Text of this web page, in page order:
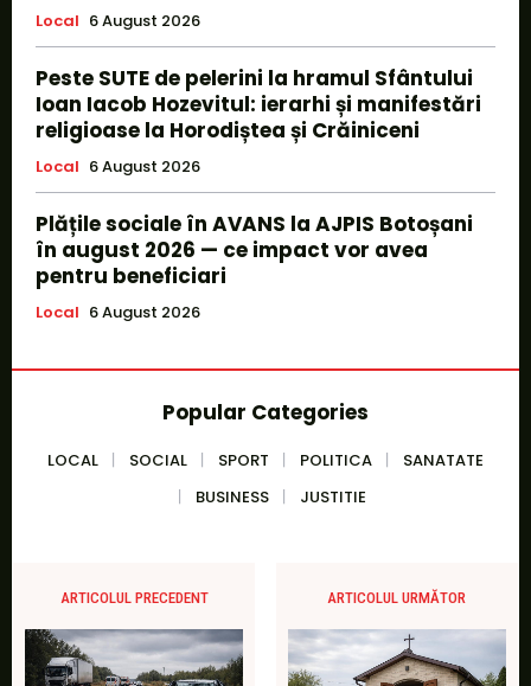
Local 6 August 2026
Peste SUTE de pelerini la hramul Sfântului
Ioan Iacob Hozevitul: ierarhi și manifestări
religioase la Horodiștea și Crăiniceni
Local 6 August 2026
Plățile sociale în AVANS la AJPIS Botoșani
în august 2026 — ce impact vor avea
pentru beneficiari
Local 6 August 2026
Popular Categories
LOCAL SOCIAL SPORT POLITICA
SANATATE
BUSINESS
JUSTITIE
ARTICOLUL PRECEDENT ARTICOLUL URMĂTOR